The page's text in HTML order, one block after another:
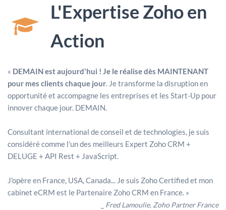
L'Expertise Zoho en
Action
« DEMAIN est aujourd'hui ! Je le réalise dès MAINTENANT
pour mes clients chaque jour. Je transforme la disruption en
opportunité et accompagne les entreprises et les Start-Up pour
innover chaque jour. DEMAIN.
Consultant international de conseil et de technologies, je suis
considéré comme l'un des meilleurs Expert Zoho CRM +
DELUGE + API Rest + JavaScript.
J'opère en France, USA, Canada... Je suis Zoho Certified et mon
cabinet eCRM est le Partenaire Zoho CRM en France. »
Fred Lamoulie, Zoho Partner France